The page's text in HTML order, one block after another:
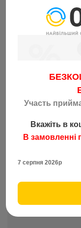
Участь
Вкажіть в
В замовленні
7 серпня 2026р